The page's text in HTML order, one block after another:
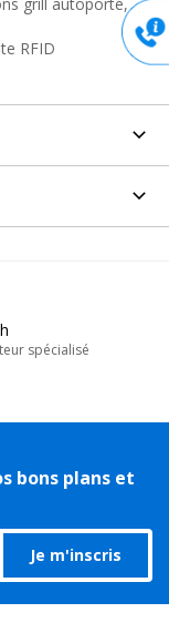
RFID
stands foire et
de structure
L050 se retrouve
estéquipée d'une
alu carré
spécialisé
bons plans et
Je m'inscris